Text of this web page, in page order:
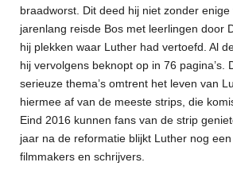
braadworst. Dit deed hij niet zonder
jarenlang reisde Bos met leerlingen door
hij plekken waar Luther had vertoefd. Al
hij vervolgens beknopt op in 76 pagina’s.
serieuze thema’s omtrent het leven van
hiermee af van de meeste strips, die
Eind 2016 kunnen fans van de strip
jaar na de reformatie blijkt Luther nog
filmmakers en schrijvers.